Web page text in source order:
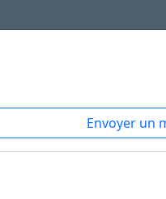
Envoyer un